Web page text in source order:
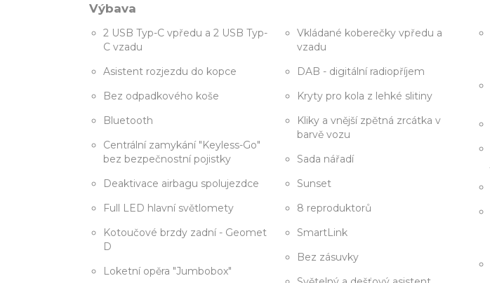
Výbava
2 USB Typ-C vpředu a 2 USB Typ-
C vzadu
Asistent rozjezdu do kopce
Bez odpadkového koše
Bluetooth
Centrální zamykání "Keyless-Go"
bez bezpečnostní pojistky
Deaktivace airbagu spolujezdce
Full LED hlavní světlomety
Kotoučové brzdy zadní - Geomet
D
Loketní opěra "Jumbobox"
Vkládané koberečky vpředu a
vzadu
DAB - digitální radiopříjem
Kryty pro kola z lehké slitiny
Kliky a vnější zpětná zrcátka v
barvě vozu
Sada nářadí
Sunset
8 reproduktorů
SmartLink
Bez zásuvky